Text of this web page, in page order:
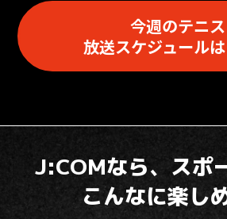
今週のテニス
放送スケジュール
J:COMなら、スポ
こんなに楽し